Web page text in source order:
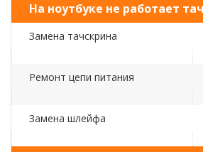
На ноутбуке не работает
Замена тачскрина
Ремонт цепи питания
Замена шлейфа